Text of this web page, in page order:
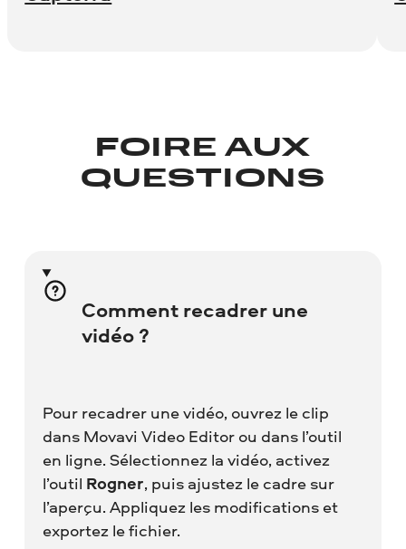
FOIRE AUX
QUESTIONS
Comment recadrer une
vidéo ?
Pour recadrer une vidéo, ouvrez le clip
dans Movavi Video Editor ou dans l’outil
en ligne. Sélectionnez la vidéo, activez
l’outil Rogner, puis ajustez le cadre sur
l’aperçu. Appliquez les modifications et
exportez le fichier.